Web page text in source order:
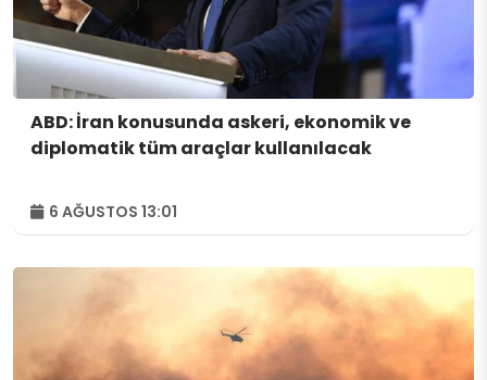
ABD: İran konusunda askeri, ekonomik ve
diplomatik tüm araçlar kullanılacak
6 AĞUSTOS 13:01